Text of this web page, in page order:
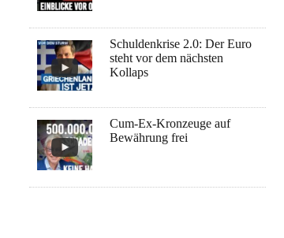
Schuldenkrise 2.0: Der Euro
steht vor dem nächsten
Kollaps
Cum-Ex-Kronzeuge auf
Bewährung frei